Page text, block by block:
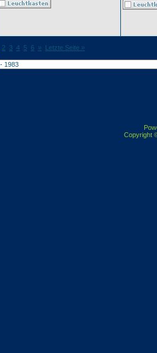
2 3 4 5 6 » Letzte Seite »
Copyright